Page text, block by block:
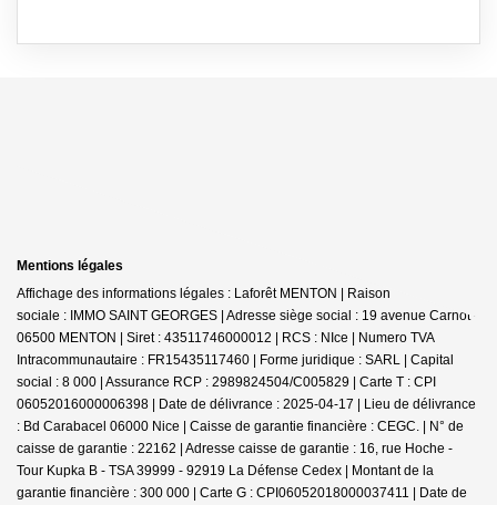
Mentions légales
Affichage des informations légales : Laforêt MENTON | Raison
sociale : IMMO SAINT GEORGES | Adresse siège social : 19 avenue Carnot -
06500 MENTON | Siret : 43511746000012 | RCS : NIce | Numero TVA
Intracommunautaire : FR15435117460 | Forme juridique : SARL | Capital
social : 8 000 | Assurance RCP : 2989824504/C005829 | Carte T : CPI
06052016000006398 | Date de délivrance : 2025-04-17 | Lieu de délivrance
: Bd Carabacel 06000 Nice | Caisse de garantie financière : CEGC. | N° de
caisse de garantie : 22162 | Adresse caisse de garantie : 16, rue Hoche -
Tour Kupka B - TSA 39999 - 92919 La Défense Cedex | Montant de la
garantie financière : 300 000 | Carte G : CPI06052018000037411 | Date de